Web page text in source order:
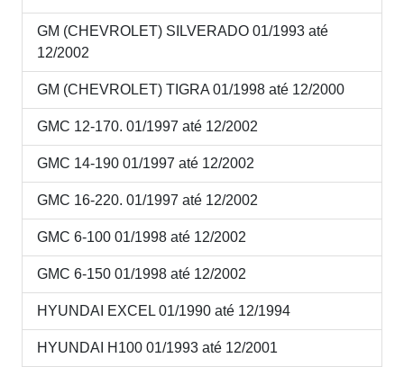
GM (CHEVROLET) SILVERADO 01/1993 até
12/2002
GM (CHEVROLET) TIGRA 01/1998 até 12/2000
GMC 12-170. 01/1997 até 12/2002
GMC 14-190 01/1997 até 12/2002
GMC 16-220. 01/1997 até 12/2002
GMC 6-100 01/1998 até 12/2002
GMC 6-150 01/1998 até 12/2002
HYUNDAI EXCEL 01/1990 até 12/1994
HYUNDAI H100 01/1993 até 12/2001